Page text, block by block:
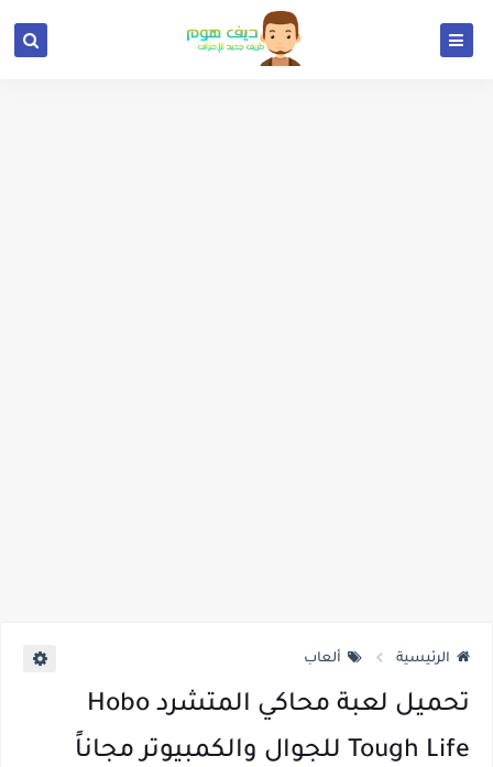
الرئيسية ألعاب
تحميل لعبة محاكي المتشرد Hobo
Tough Life للجوال والكمبيوتر مجاناً